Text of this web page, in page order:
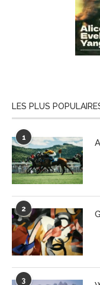
LES PLUS
1
2
3